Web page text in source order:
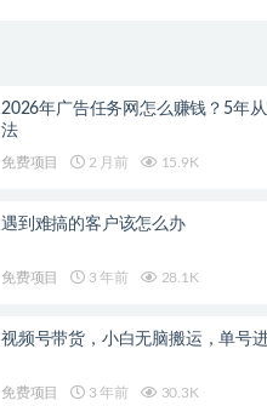
2026年广告任务网怎么赚钱？5年
法
免费项目 2 月前 15.9K
遇到难搞的客户该怎么办
免费项目 3 年前 28.1K
视频号带货，小白无脑搬运，单号
免费项目 3 年前 30.3K